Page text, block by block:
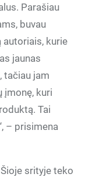
Parašiau
buvau
autoriais, kurie
jaunas
tačiau jam
įmonę, kuri
Tai
– prisimena
srityje teko